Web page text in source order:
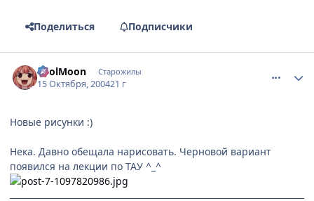
Поделиться Подписчики
FoolMoon Старожилы
15 Октября, 200421 г
Новые рисунки :)
Нека. Давно обещала нарисовать. Черновой вариант
появился на лекции по ТАУ ^_^